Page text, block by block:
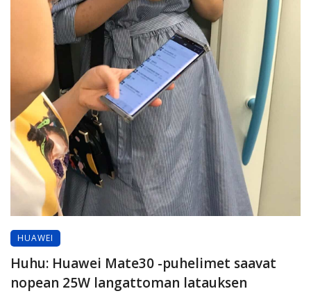
HUAWEI
Huhu: Huawei Mate30 -puhelimet saavat
nopean 25W langattoman latauksen